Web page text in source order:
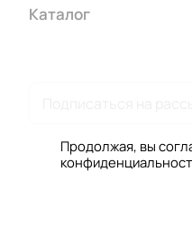
Каталог
Продолжая, вы